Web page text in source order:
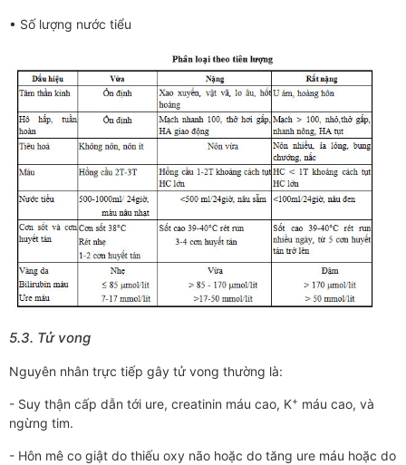
• Số lượng nước tiểu
5.3. Tử vong
Nguyên nhân trực tiếp gây tử vong thường là:
- Suy thận cấp dẫn tới ure, creatinin máu cao, K+ máu cao, và
ngừng tim.
- Hôn mê co giật do thiếu oxy não hoặc do tăng ure máu hoặc do